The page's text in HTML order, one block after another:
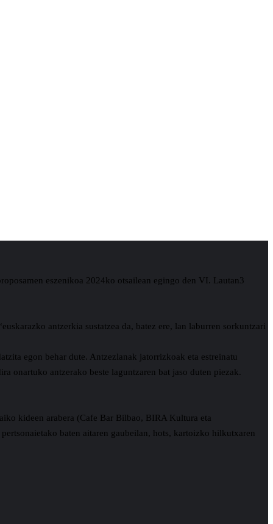
eszenikoa 2024ko otsailean egingo den VI. Lautan3
antzerkia sustatzea da, batez ere, lan laburren sorkuntzari
egon behar dute. Antzezlanak jatorrizkoak eta estreinatu
onartuko antzerako beste laguntzaren bat jaso duten piezak.
kideen arabera (Cafe Bar Bilbao, BIRA Kultura eta
baten aitaren gaubeilan, hots, kartoizko hilkutxaren